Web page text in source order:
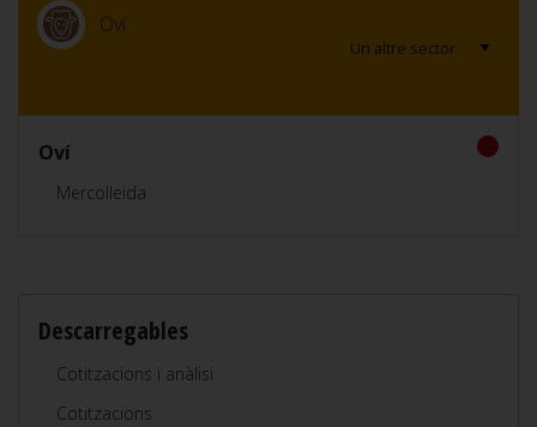
Oví
Oví
Mercolleida
Descarregables
Cotitzacions i anàlisi
Cotitzacions